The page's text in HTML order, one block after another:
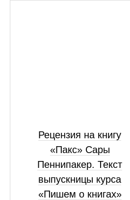
Рецензия на книгу
«Пакс» Сары
Пеннипакер. Текст
выпускницы курса
«Пишем о книгах»